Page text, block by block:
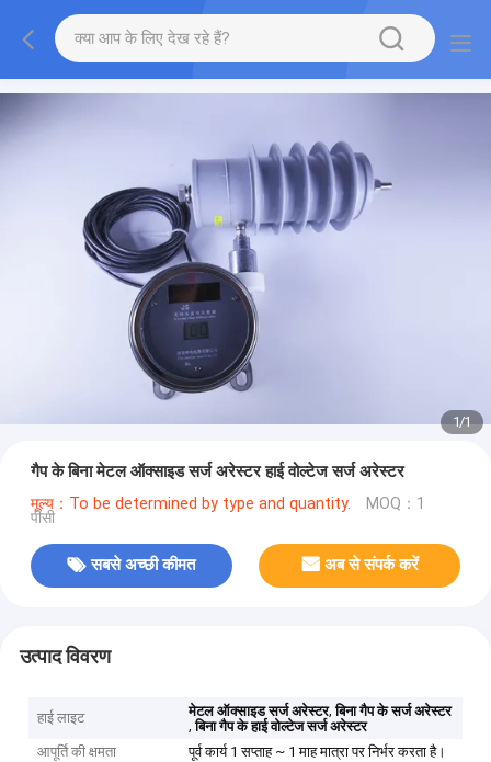
1/1
गैप के बिना मेटल ऑक्साइड सर्ज अरेस्टर हाई वोल्टेज सर्ज अरेस्टर
मूल्य：To be determined by type and quantity. MOQ：1
पीसी
सबसे अच्छी कीमत अब से संपर्क करें
उत्पाद विवरण
हाई लाइट मेटल ऑक्साइड सर्ज अरेस्टर,बिना गैप के सर्ज अरेस्टर
,बिना गैप के हाई वोल्टेज सर्ज अरेस्टर
आपूर्ति की क्षमता
पूर्व कार्य 1 सप्ताह ~ 1 माह मात्रा पर निर्भर करता है।